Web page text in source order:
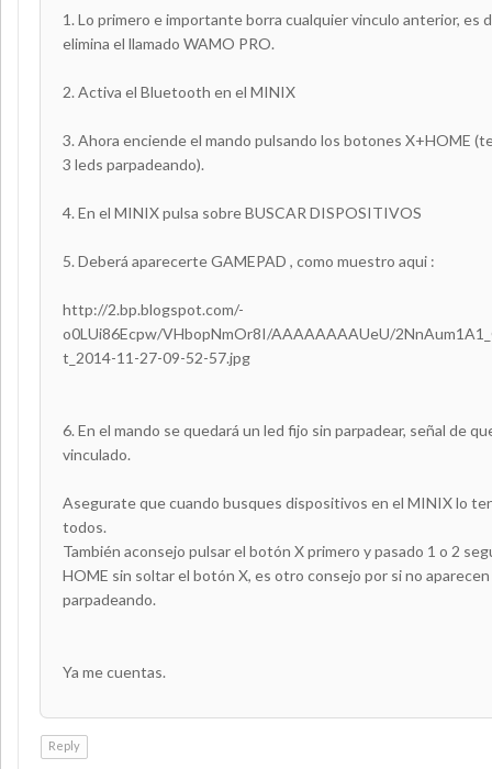
1. Lo primero e importante borra cualquier vinculo anterior, es
elimina el llamado WAMO PRO.
2. Activa el Bluetooth en el MINIX
3. Ahora enciende el mando pulsando los botones X+HOME
3 leds parpadeando).
4. En el MINIX pulsa sobre BUSCAR DISPOSITIVOS
5. Deberá aparecerte GAMEPAD , como muestro aqui :
http://2.bp.blogspot.com/-
o0LUi86Ecpw/VHbopNmOr8I/AAAAAAAAUeU/
t_2014-11-27-09-52-57.jpg
6. En el mando se quedará un led fijo sin parpadear, señal de
vinculado.
Asegurate que cuando busques dispositivos en el MINIX lo
todos.
También aconsejo pulsar el botón X primero y pasado 1 o 2
HOME sin soltar el botón X, es otro consejo por si no
parpadeando.
Ya me cuentas.
Reply